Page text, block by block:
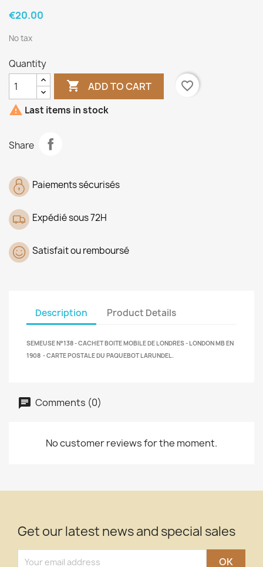
€20.00
No tax
Quantity
 ADD TO CART
favorite_border
 Last items in stock
Share
Paiements sécurisés
Expédié sous 72H
Satisfait ou remboursé
Description Product Details
SEMEUSE N°138 - CACHET BOITE MOBILE DE LONDRES - LONDON MB EN
1908 - CARTE POSTALE DU PAQUEBOT LARUNDEL.
Comments (0)
No customer reviews for the moment.
Get our latest news and special sales